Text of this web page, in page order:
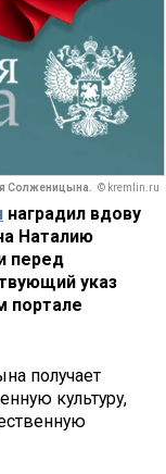
Солженицына. © kremlin.ru
наградил вдову
Наталию
перед
указ
портале
получает
культуру,